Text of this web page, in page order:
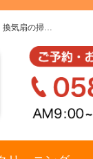
換気扇の掃…